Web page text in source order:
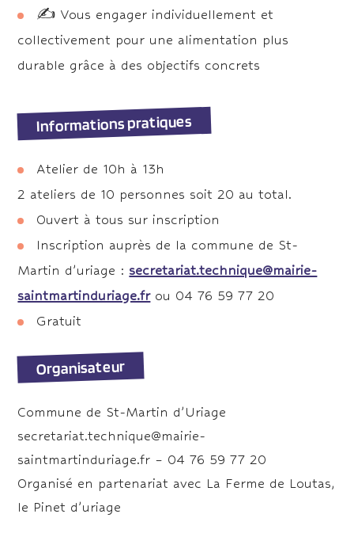
✍ Vous engager individuellement et
collectivement pour une alimentation plus
durable grâce à des objectifs concrets
Informations pratiques
Atelier de 10h à 13h
2 ateliers de 10 personnes soit 20 au total.
Ouvert à tous sur inscription
Inscription auprès de la commune de St-
Martin d’uriage : secretariat.technique@mairie-
saintmartinduriage.frou 04 76 59 77 20
Gratuit
Organisateur
Commune de St-Martin d’Uriage
secretariat.technique@mairie-
saintmartinduriage.fr – 04 76 59 77 20
Organisé en partenariat avec La Ferme de Loutas,
le Pinet d’uriage